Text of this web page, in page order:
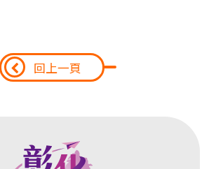
回上一頁